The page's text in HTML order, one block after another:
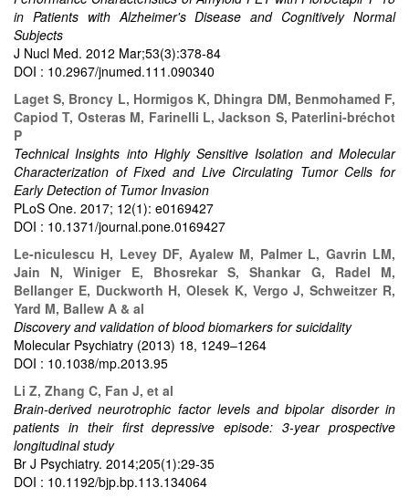
in Patients with Alzheimer's Disease and Cognitively Normal
Subjects
J Nucl Med. 2012 Mar;53(3):378-84
DOI : 10.2967/jnumed.111.090340
Laget S, Broncy L, Hormigos K, Dhingra DM, Benmohamed F,
Capiod T, Osteras M, Farinelli L, Jackson S, Paterlini-bréchot
P
Technical Insights into Highly Sensitive Isolation and Molecular
Characterization of Fixed and Live Circulating Tumor Cells for
Early Detection of Tumor Invasion
PLoS One. 2017; 12(1): e0169427
DOI : 10.1371/journal.pone.0169427
Le-niculescu H, Levey DF, Ayalew M, Palmer L, Gavrin LM,
Jain N, Winiger E, Bhosrekar S, Shankar G, Radel M,
Bellanger E, Duckworth H, Olesek K, Vergo J, Schweitzer R,
Yard M, Ballew A & al
Discovery and validation of blood biomarkers for suicidality
Molecular Psychiatry (2013) 18, 1249–1264
DOI : 10.1038/mp.2013.95
Li Z, Zhang C, Fan J, et al
Brain-derived neurotrophic factor levels and bipolar disorder in
patients in their first depressive episode: 3-year prospective
longitudinal study
Br J Psychiatry. 2014;205(1):29-35
DOI : 10.1192/bjp.bp.113.134064